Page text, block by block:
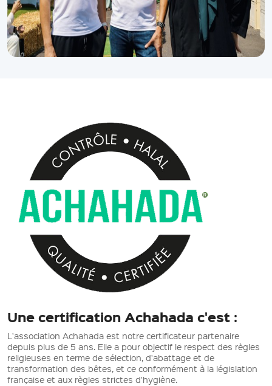
Une certification Achahada c'est :
L'association Achahada est notre certificateur partenaire
depuis plus de 5 ans. Elle a pour objectif le respect des règles
religieuses en terme de sélection, d'abattage et de
transformation des bêtes, et ce conformément à la législation
française et aux règles strictes d'hygiène.